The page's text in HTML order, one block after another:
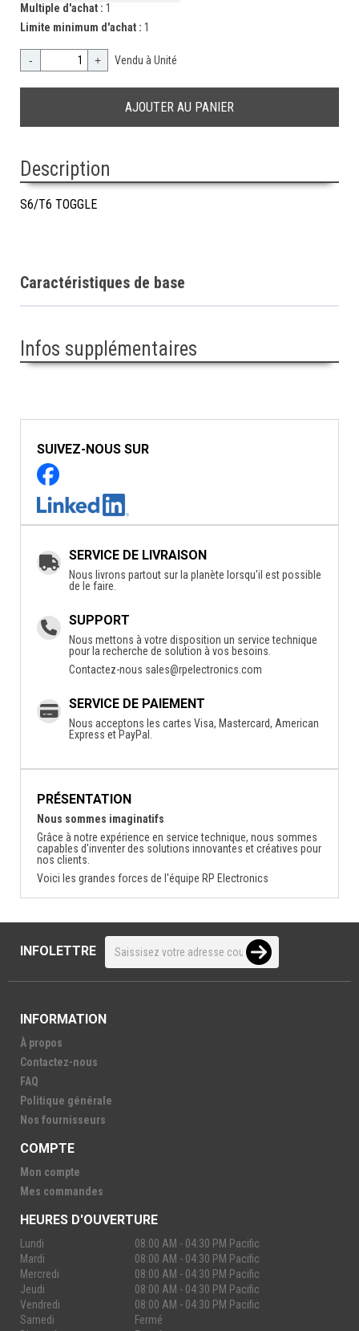
Multiple d'achat : 1
Limite minimum d'achat : 1
- + Vendu à Unité
Description
S6/T6 TOGGLE
Caractéristiques de base
Infos supplémentaires
SUIVEZ-NOUS SUR
SERVICE DE LIVRAISON
Nous livrons partout sur la planète lorsqu'il est possible
de le faire.
SUPPORT
Nous mettons à votre disposition un service technique
pour la recherche de solution à vos besoins.
Contactez-nous sales@rpelectronics.com
SERVICE DE PAIEMENT
Nous acceptons les cartes Visa, Mastercard, American
Express et PayPal.
PRÉSENTATION
Nous sommes imaginatifs
Grâce à notre expérience en service technique, nous sommes
capables d'inventer des solutions innovantes et créatives pour
nos clients.
Voici les grandes forces de l'équipe RP Electronics
INFOLETTRE
INFORMATION
À propos
Contactez-nous
FAQ
Politique générale
Nos fournisseurs
COMPTE
Mon compte
Mes commandes
HEURES D'OUVERTURE
Lundi
08:00 AM - 04:30 PM Pacific
Mardi
08:00 AM - 04:30 PM Pacific
Mercredi
08:00 AM - 04:30 PM Pacific
Jeudi
08:00 AM - 04:30 PM Pacific
Vendredi
08:00 AM - 04:30 PM Pacific
Samedi
Fermé